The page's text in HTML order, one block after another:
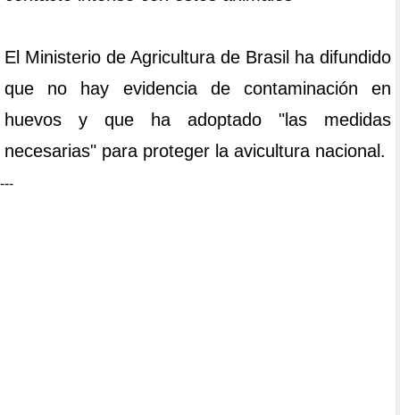
El Ministerio de Agricultura de Brasil ha difundido
que no hay evidencia de contaminación en
huevos y que ha adoptado "las medidas
necesarias" para proteger la avicultura nacional.
---